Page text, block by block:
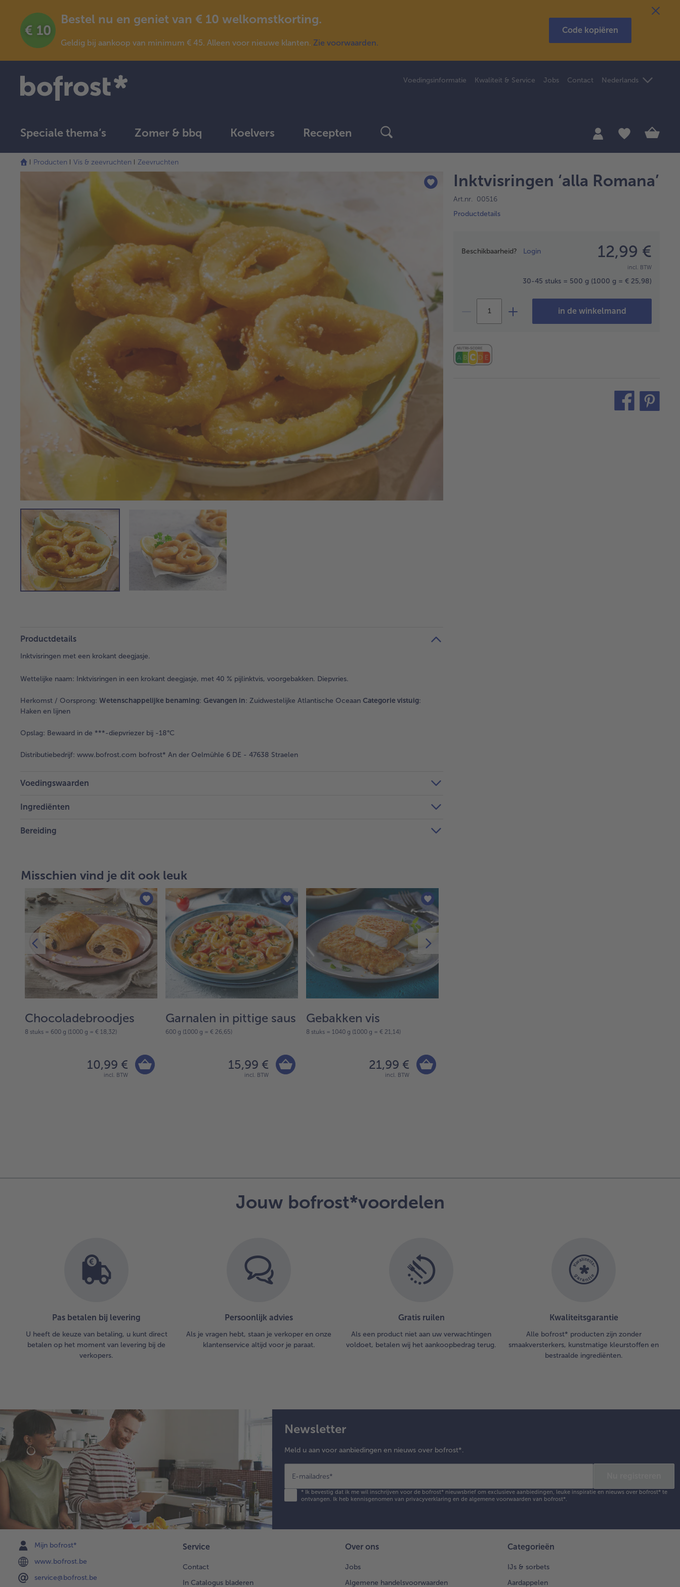
Bestel nu en geniet van € 10 welkomstkorting.
Geldig bij aankoop van minimum € 45. Alleen voor nieuwe klanten. Zie voorwaarden.
Code kopiëren
Voedingsinformatie Kwaliteit & Service Jobs Contact Nederlands
Speciale thema‘s Zomer & bbq Koelvers Recepten
Producten Vis & zeevruchten Zeevruchten
Inktvisringen ‘alla Romana’
Art.nr. 00516
Productdetails
Beschikbaarheid? Login 12,99 €
incl. BTW
30-45 stuks = 500 g (1000 g = € 25,98)
in de winkelmand
teilen
Productdetails
Inktvisringen met een krokant deegjasje.
Wettelijke naam: Inktvisringen in een krokant deegjasje, met 40 % pijlinktvis, voorgebakken. Diepvries.
Herkomst / Oorsprong: Wetenschappelijke benaming: Gevangen in: Zuidwestelijke Atlantische Oceaan Categorie vistuig:
Haken en lijnen
Opslag: Bewaard in de ***-diepvriezer bij -18°C
Distributiebedrijf: www.bofrost.com bofrost* An der Oelmühle 6 DE - 47638 Straelen
Voedingswaarden
Ingrediënten
Bereiding
Misschien vind je dit ook leuk
Chocoladebroodjes
8 stuks = 600 g (1000 g = € 18,32)
10,99 €
incl. BTW
Garnalen in pittige saus
600 g (1000 g = € 26,65)
15,99 €
incl. BTW
Gebakken vis
8 stuks = 1040 g (1000 g = € 21,14)
21,99 €
incl. BTW
Jouw bofrost*voordelen
Pas betalen bij levering
U heeft de keuze van betaling, u kunt direct
betalen op het moment van levering bij de
verkopers.
Persoonlijk advies
Als je vragen hebt, staan je verkoper en onze
klantenservice altijd voor je paraat.
Gratis ruilen
Als een product niet aan uw verwachtingen
voldoet, betalen wij het aankoopbedrag terug.
Kwaliteitsgarantie
Alle bofrost* producten zijn zonder
smaakversterkers, kunstmatige kleurstoffen en
bestraalde ingrediënten.
Newsletter
Meld u aan voor aanbiedingen en nieuws over bofrost*.
E-mailadres*
*Ik bevestig dat ik me wil inschrijven voor de bofrost* nieuwsbrief om exclusieve aanbiedingen, leuke inspiratie en nieuws over bofrost* te
ontvangen. Ik heb kennisgenomen van privacyverklaring en de algemene voorwaarden van bofrost*.
Mijn bofrost*
www.bofrost.be
service@bofrost.be
Service
Contact
In Catalogus bladeren
Over ons
Jobs
Algemene handelsvoorwaarden
Categorieën
IJs & sorbets
Aardappelen